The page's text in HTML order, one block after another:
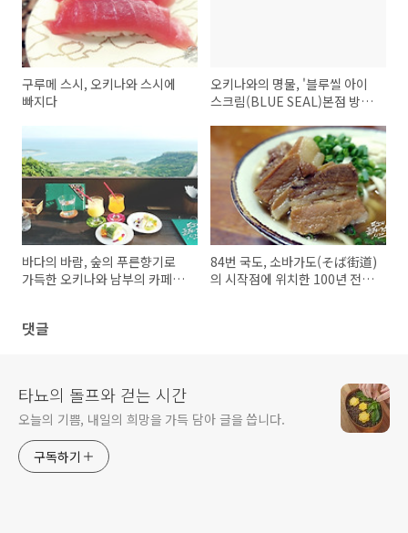
구루메 스시, 오키나와 스시에
빠지다
오키나와의 명물, '블루씰 아이
스크림(BLUE SEAL)본점 방문
바다의 바람, 숲의 푸른향기로
가득한 오키나와 남부의 카페
84번 국도, 소바가도(そば街道)
의 시작점에 위치한 100년 전통
댓글
타뇨의 돌프와 걷는 시간
오늘의 기쁨, 내일의 희망을 가득 담아 글을 씁니다.
구독하기